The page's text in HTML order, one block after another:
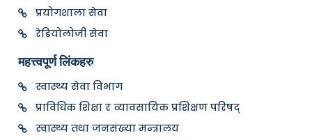
प्रयोगशाला सेवा
रेडियोलोजी सेवा
महत्त्वपूर्ण लिंकहरु
स्वास्थ्य सेवा विभाग
प्राविधिक शिक्षा र व्यावसायिक प्रशिक्षण परिषद्
स्वास्थ्य तथा जनसंख्या मन्त्रालय